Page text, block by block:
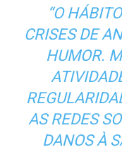
“O
CRISES DE
HUMOR.
AS REDES
DANOS À